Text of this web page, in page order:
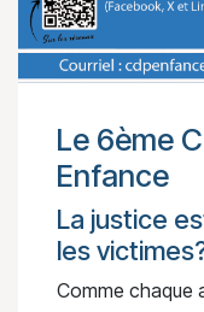
Le 6ème
Enfance
La justice
les
Comme chaque